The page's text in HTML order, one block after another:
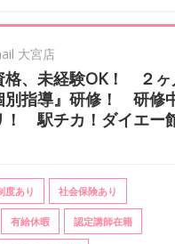
大宮店
格、未経験OK！ ２ヶ
別指導』研修！ 研修
！ 駅チカ！ダイエー
度あり 社会保険あり
有給休暇 認定講師在籍